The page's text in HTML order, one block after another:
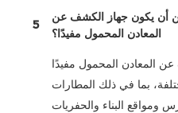
5
أن يكون جهاز الكشف عن
المعادن المحمول مفيدًا؟
المعادن المحمول مفيدًا
بما في ذلك المطارات
ومواقع البناء والحفريات